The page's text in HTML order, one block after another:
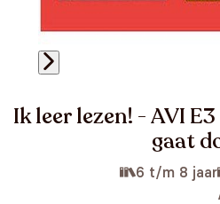
Ik leer lezen! - AVI
gaat
6 t/m 8 jaar